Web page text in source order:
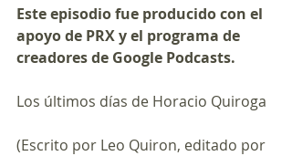
Este episodio fue producido con el
apoyo de PRX y el programa de
creadores de Google Podcasts.
Los últimos días de Horacio Quiroga
(Escrito por Leo Quiron, editado por